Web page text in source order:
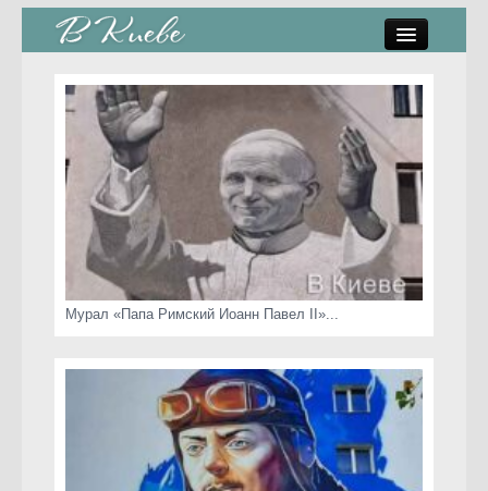
стрит-арт
коты Киева
скамейки
часы Киева
Мурал «Папа Римский Иоанн Павел II»...